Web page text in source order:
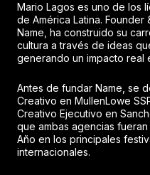
Mario Lagos es uno de los
de América Latina.
Name, ha construido su
cultura a través de ideas
generando un impacto real
Antes de fundar Name, se
Creativo en MullenLowe
Creativo Ejecutivo en
que ambas agencias
Año en los principales
internacionales.